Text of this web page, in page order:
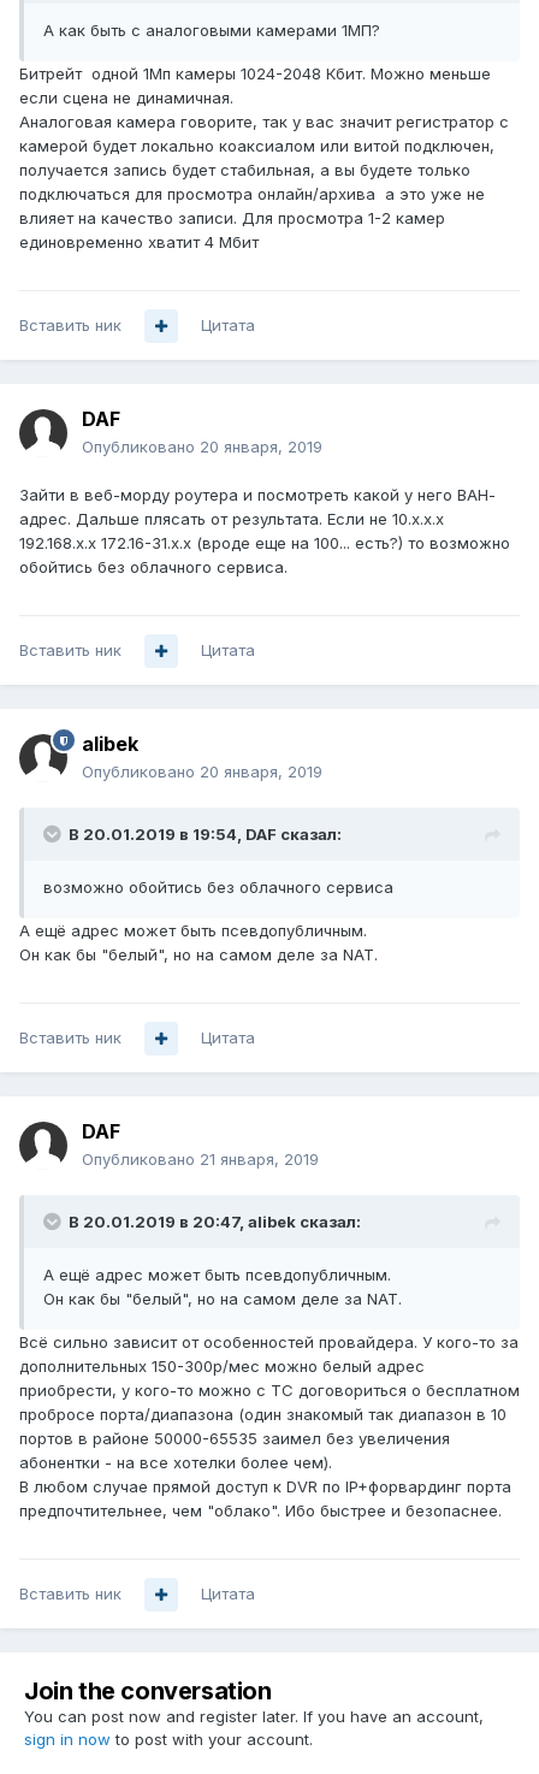
А как быть с аналоговыми камерами 1МП?
Битрейт одной 1Мп камеры 1024-2048 Кбит. Можно меньше
если сцена не динамичная.
Аналоговая камера говорите, так у вас значит регистратор с
камерой будет локально коаксиалом или витой подключен,
получается запись будет стабильная, а вы будете только
подключаться для просмотра онлайн/архива а это уже не
влияет на качество записи. Для просмотра 1-2 камер
единовременно хватит 4 Мбит
Вставить ник Цитата
DAF
Опубликовано 20 января, 2019
Зайти в веб-морду роутера и посмотреть какой у него ВАН-
адрес. Дальше плясать от результата. Если не 10.х.х.х
192.168.х.х 172.16-31.х.х (вроде еще на 100... есть?) то возможно
обойтись без облачного сервиса.
Вставить ник Цитата
alibek
Опубликовано 20 января, 2019
В 20.01.2019 в 19:54, DAF сказал:
возможно обойтись без облачного сервиса
А ещё адрес может быть псевдопубличным.
Он как бы "белый", но на самом деле за NAT.
Вставить ник Цитата
DAF
Опубликовано 21 января, 2019
В 20.01.2019 в 20:47, alibek сказал:
А ещё адрес может быть псевдопубличным.
Он как бы "белый", но на самом деле за NAT.
Всё сильно зависит от особенностей провайдера. У кого-то за
дополнительных 150-300р/мес можно белый адрес
приобрести, у кого-то можно с ТС договориться о бесплатном
пробросе порта/диапазона (один знакомый так диапазон в 10
портов в районе 50000-65535 заимел без увеличения
абонентки - на все хотелки более чем).
В любом случае прямой доступ к DVR по IP+форвардинг порта
предпочтительнее, чем "облако". Ибо быстрее и безопаснее.
Вставить ник Цитата
Join the conversation
You can post now and register later. If you have an account,
sign in now to post with your account.